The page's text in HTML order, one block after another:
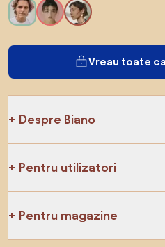
Vreau toate
Despre Biano
Pentru utilizatori
Pentru magazine